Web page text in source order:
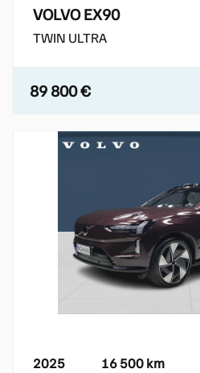
VOLVO EX90
TWIN ULTRA
89 800 €
2025 16 500 km